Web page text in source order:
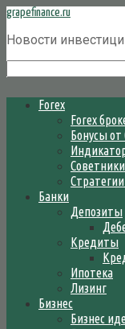
Перейти
контенту
grapefinance.ru
Новости
Forex
Forex
Бонусы от
Банки
Депозиты
Кредиты
Ипотека
Лизинг
Бизнес
Бизнес